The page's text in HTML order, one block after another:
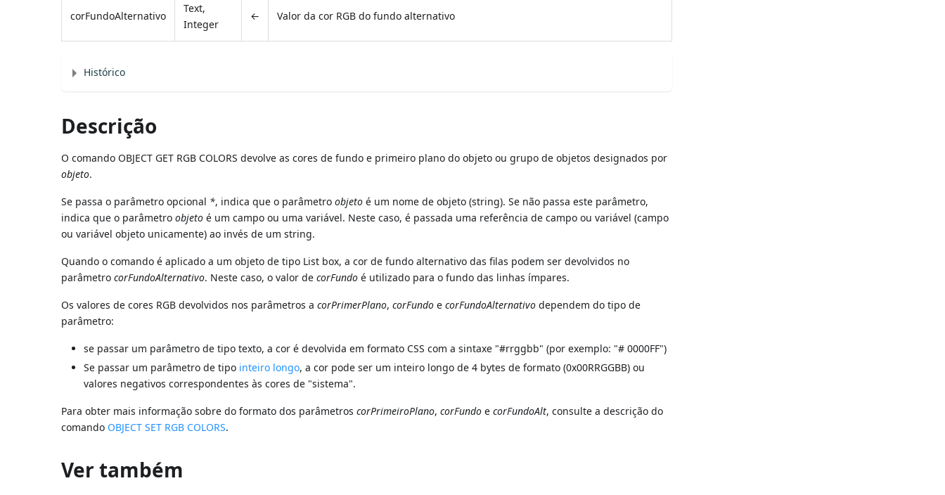
corFundoAlternativo
Text,
Integer
← Valor da cor RGB do fundo alternativo
Histórico
Descrição
O comando OBJECT GET RGB COLORS devolve as cores de fundo e primeiro plano do objeto ou grupo de objetos designados por
objeto.
Se passa o parâmetro opcional *, indica que o parâmetroobjeto é um nome de objeto (string). Se não passa este parâmetro,
indica que o parâmetroobjeto é um campo ou uma variável. Neste caso, é passada uma referência de campo ou variável (campo
ou variável objeto unicamente) ao invés de um string.
Quando o comando é aplicado a um objeto de tipo List box, a cor de fundo alternativo das filas podem ser devolvidos no
parâmetrocorFundoAlternativo. Neste caso, o valor decorFundo é utilizado para o fundo das linhas ímpares.
Os valores de cores RGB devolvidos nos parâmetros acorPrimerPlano,corFundo ecorFundoAlternativo dependem do tipo de
parâmetro:
se passar um parâmetro de tipo texto, a cor é devolvida em formato CSS com a sintaxe "#rrggbb" (por exemplo: "# 0000FF")
Se passar um parâmetro de tipo inteiro longo, a cor pode ser um inteiro longo de 4 bytes de formato (0x00RRGGBB) ou
valores negativos correspondentes às cores de "sistema".
Para obter mais informação sobre do formato dos parâmetroscorPrimeiroPlano,corFundo ecorFundoAlt, consulte a descrição do
comando OBJECT SET RGB COLORS.
Ver também